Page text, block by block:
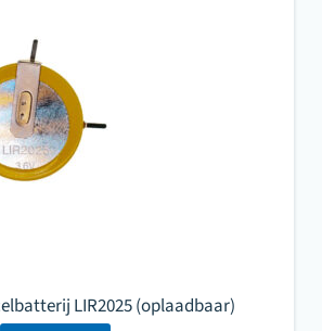
LIR2025 (oplaadbaar)